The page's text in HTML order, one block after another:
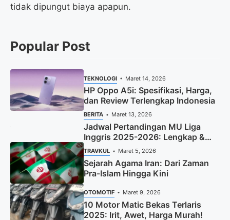
tidak dipungut biaya apapun.
Popular Post
TEKNOLOGI Maret 14, 2026
HP Oppo A5i: Spesifikasi, Harga,
dan Review Terlengkap Indonesia
BERITA Maret 13, 2026
Jadwal Pertandingan MU Liga
Inggris 2025-2026: Lengkap &
Terbaru
TRAVKUL Maret 5, 2026
Sejarah Agama Iran: Dari Zaman
Pra-Islam Hingga Kini
OTOMOTIF Maret 9, 2026
10 Motor Matic Bekas Terlaris
2025: Irit, Awet, Harga Murah!